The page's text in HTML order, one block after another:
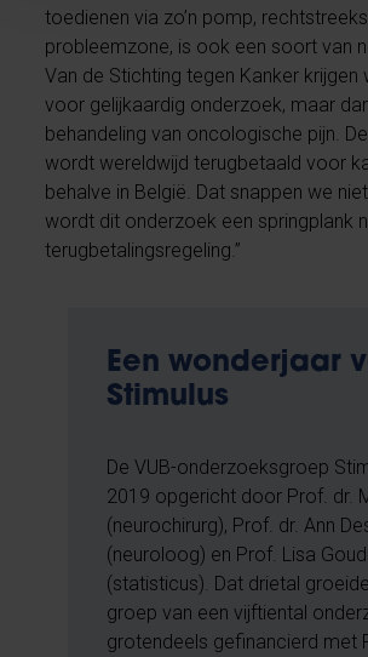
toedienen via zo’n pomp,
probleemzone, is ook een soort van
Van de Stichting tegen Kanker krijgen
voor gelijkaardig onderzoek, maar
behandeling van oncologische pijn.
wordt wereldwijd terugbetaald voor
behalve in België. Dat snappen we
wordt dit onderzoek een springplank
terugbetalingsregeling.”
Een wonderjaar
Stimulus
De VUB-onderzoeksgroep
2019 opgericht door Prof. dr.
(neurochirurg), Prof. dr. Ann
(neuroloog) en Prof. Lisa
(statisticus). Dat drietal
groep van een vijftiental
grotendeels gefinancierd met